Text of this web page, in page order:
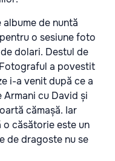
de nuntă
o sesiune foto
dolari. Destul de
a povestit
i-a venit după ce a
cu David și
cămașă. Iar
o căsătorie este un
de dragoste nu se